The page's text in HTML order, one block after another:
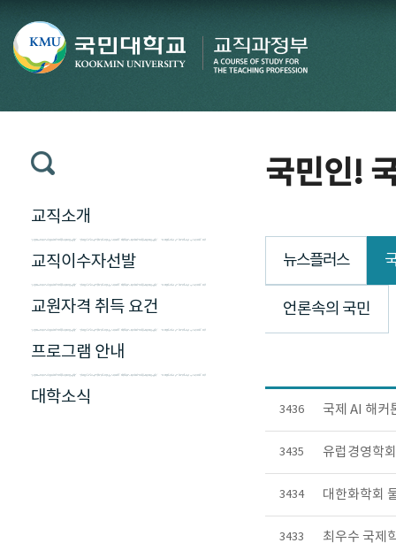
교직소개
교직이수자선발
교원자격 취득 요건
프로그램 안내
대학소식
국민인!
뉴스플러스
언론속의 국민
3436 국제 AI 해
3435 유럽경영학
3434 대한화학회
3433 최우수 국제